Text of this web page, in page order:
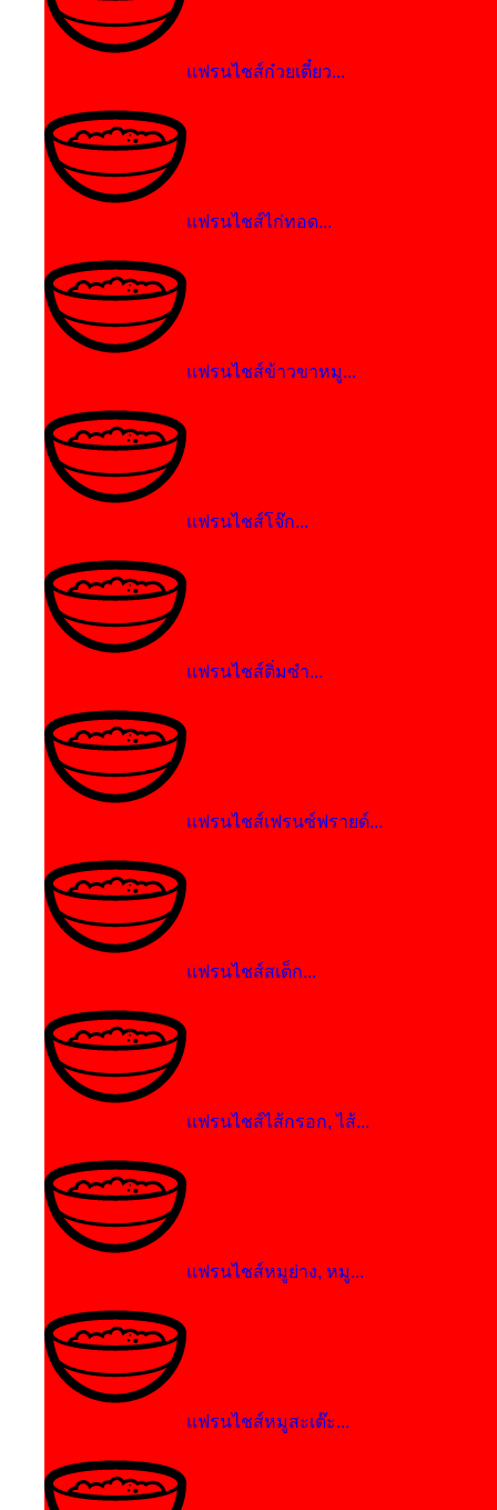
แฟรนไชส์ก๋วยเตี๋ยว...
แฟรนไชส์ไก่ทอด...
แฟรนไชส์ข้าวขาหมู...
แฟรนไชส์โจ๊ก...
แฟรนไชส์ติ่มซำ...
แฟรนไชส์เฟรนซ์ฟรายด์...
แฟรนไชส์สเต็ก...
แฟรนไชส์ไส้กรอก, ไส้...
แฟรนไชส์หมูย่าง, หมู...
แฟรนไชส์หมูสะเต๊ะ...